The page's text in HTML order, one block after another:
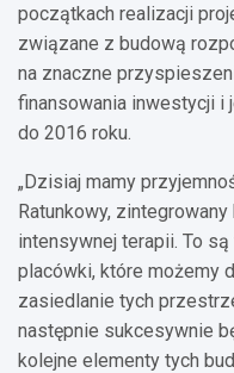
początkach realizacji
związane z budową
na znaczne
finansowania inwestycji i
do 2016 roku.
„Dzisiaj mamy
Ratunkowy,
intensywnej terapii. To
placówki, które możemy
zasiedlanie tych
następnie sukcesywnie
kolejne elementy tych